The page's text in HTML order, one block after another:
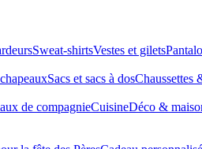
Sweat-shirtsVestes et gilets
Sacs et sacs à dosChaussettes
de compagnieCuisineDéco &